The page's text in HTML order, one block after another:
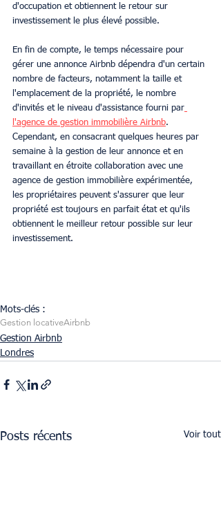
d'occupation et obtiennent le retour sur
investissement le plus élevé possible.
En fin de compte, le temps nécessaire pour
gérer une annonce Airbnb dépendra d'un certain
nombre de facteurs, notamment la taille et
l'emplacement de la propriété, le nombre
d'invités et le niveau d'assistance fourni par
l'agence de gestion immobilière Airbnb.
Cependant, en consacrant quelques heures par
semaine à la gestion de leur annonce et en
travaillant en étroite collaboration avec une
agence de gestion immobilière expérimentée,
les propriétaires peuvent s'assurer que leur
propriété est toujours en parfait état et qu'ils
obtiennent le meilleur retour possible sur leur
investissement.
Mots-clés :
Gestion locativeAirbnb
Gestion Airbnb
Londres
Posts récents Voir tout